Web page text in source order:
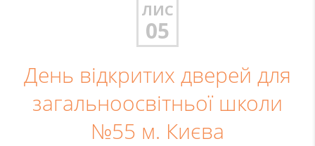
ЛИС
05
День відкритих дверей для
загальноосвітньої школи
№55 м. Києва